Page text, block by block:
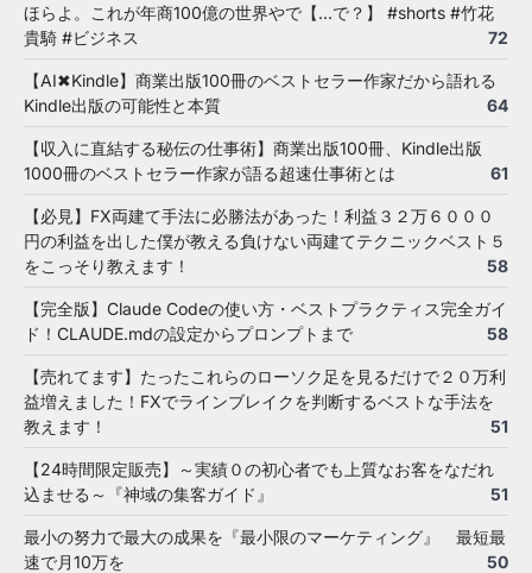
ほらよ。これが年商100億の世界やで【...で？】 #shorts #竹花
貴騎 #ビジネス
72
【AI✖Kindle】商業出版100冊のベストセラー作家だから語れる
Kindle出版の可能性と本質
64
【収入に直結する秘伝の仕事術】商業出版100冊、Kindle出版
1000冊のベストセラー作家が語る超速仕事術とは
61
【必見】FX両建て手法に必勝法があった！利益３２万６０００
円の利益を出した僕が教える負けない両建てテクニックベスト５
をこっそり教えます！
58
【完全版】Claude Codeの使い方・ベストプラクティス完全ガイ
ド！CLAUDE.mdの設定からプロンプトまで
58
【売れてます】たったこれらのローソク足を見るだけで２０万利
益増えました！FXでラインブレイクを判断するベストな手法を
教えます！
51
【24時間限定販売】～実績０の初心者でも上質なお客をなだれ
込ませる～『神域の集客ガイド』
51
最小の努力で最大の成果を『最小限のマーケティング』 最短最
速で月10万を
50